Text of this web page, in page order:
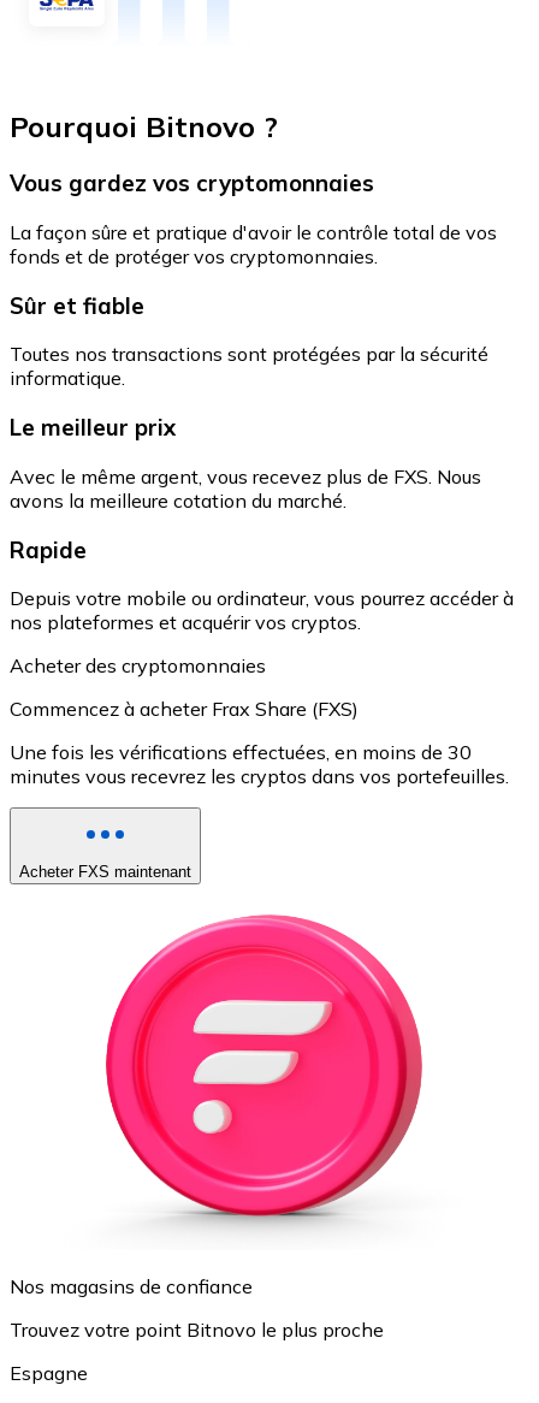
Pourquoi Bitnovo ?
Vous gardez vos cryptomonnaies
La façon sûre et pratique d'avoir le contrôle total de vos
fonds et de protéger vos cryptomonnaies.
Sûr et fiable
Toutes nos transactions sont protégées par la sécurité
informatique.
Le meilleur prix
Avec le même argent, vous recevez plus de FXS. Nous
avons la meilleure cotation du marché.
Rapide
Depuis votre mobile ou ordinateur, vous pourrez accéder à
nos plateformes et acquérir vos cryptos.
Acheter des cryptomonnaies
Commencez à acheter Frax Share (FXS)
Une fois les vérifications effectuées, en moins de 30
minutes vous recevrez les cryptos dans vos portefeuilles.
Acheter FXS maintenant
Nos magasins de confiance
Trouvez votre point Bitnovo le plus proche
Espagne